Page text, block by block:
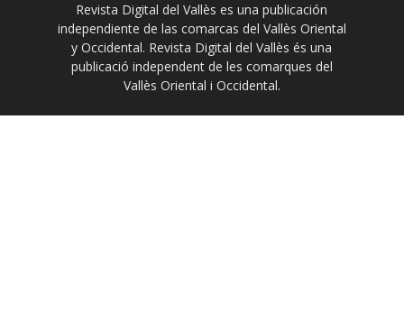
Revista Digital del Vallès es una publicación
independiente de las comarcas del Vallès Oriental
y Occidental. Revista Digital del Vallès és una
publicació independent de les comarques del
Vallès Oriental i Occidental.